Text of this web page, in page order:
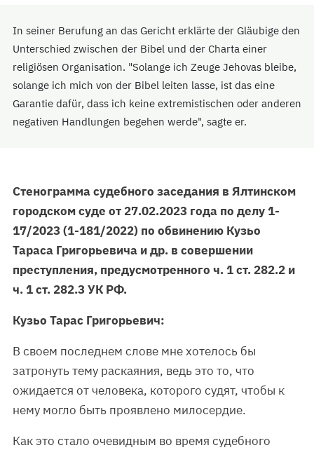
In seiner Berufung an das Gericht erklärte der Gläubige den
Unterschied zwischen der Bibel und der Charta einer
religiösen Organisation. "Solange ich Zeuge Jehovas bleibe,
solange ich mich von der Bibel leiten lasse, ist das eine
Garantie dafür, dass ich keine extremistischen oder anderen
negativen Handlungen begehen werde", sagte er.
Стенограмма судебного заседания в Ялтинском
городском суде от 27.02.2023 года по делу 1-
17/2023 (1-181/2022) по обвинению Кузьо
Тараса Григорьевича и др. в совершении
преступления, предусмотренного ч. 1 ст. 282.2 и
ч. 1 ст. 282.3 УК РФ.
Кузьо Тарас Григорьевич:
В своем последнем слове мне хотелось бы
затронуть тему раскаяния, ведь это то, что
ожидается от человека, которого судят, чтобы к
нему могло быть проявлено милосердие.
Как это стало очевидным во время судебного